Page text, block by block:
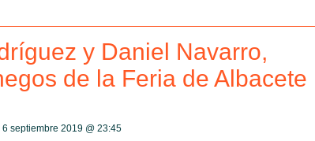
y Daniel Navarro,
de la Feria de Albacete
septiembre 2019 @ 23:45